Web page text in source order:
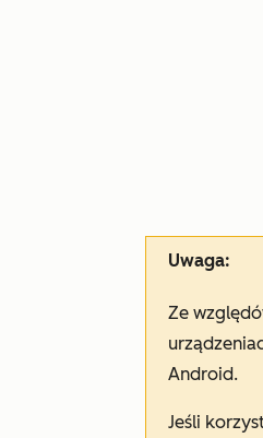
Uwaga:
Ze
Android.
Jeśli